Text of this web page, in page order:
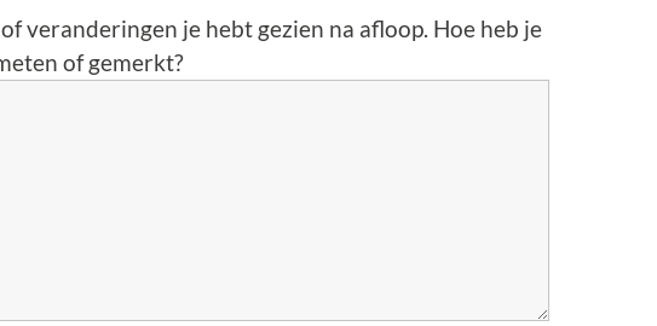
veranderingen je hebt gezien na afloop. Hoe heb je
of gemerkt?